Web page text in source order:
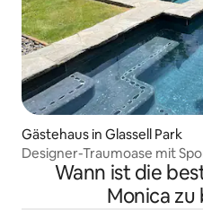
Gästehaus in Glassell Park
Designer-Traumoase mit
Wann ist die
Monica zu